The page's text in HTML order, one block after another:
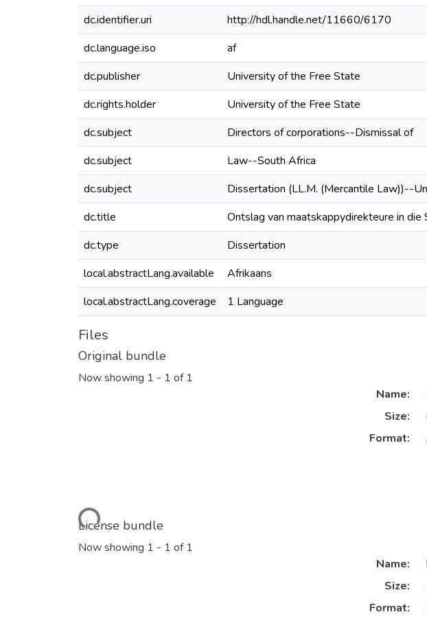
dc.identifier.uri
http://hdl.handle.net/11660/6170
dc.language.iso
af
dc.publisher
University of the Free State
dc.rights.holder
University of the Free State
dc.subject
Directors of corporations--Dismissal of
dc.subject
Law--South Africa
dc.subject
Dissertation (LL.M. (Mercantile Law))--
dc.title
Ontslag van maatskappydirekteure in die
dc.type
Dissertation
local.abstractLang.available
Afrikaans
local.abstractLang.coverage
1 Language
Files
Original bundle
Now showing 1 - 1 of 1
Loading...
Name:
Size:
Format:
License bundle
Now showing 1 - 1 of 1
Name:
Size:
Format: